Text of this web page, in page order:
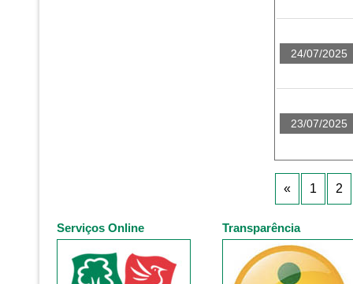
24/07/2025
23/07/2025
« 1 2
Serviços Online Transparência